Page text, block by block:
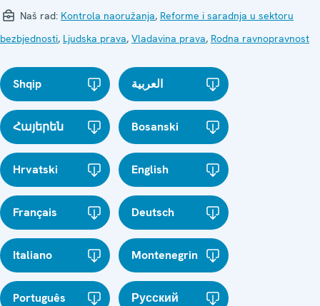
Naš rad: Kontrola naoružanja, Reforme i saradnja u sektoru
bezbjednosti, Ljudska prava, Vladavina prava, Rodna ravnopravnost
Shqip العربية
Հայերեն Bosanski
Hrvatski English
Français Deutsch
Italiano Montenegrin
Português Русский